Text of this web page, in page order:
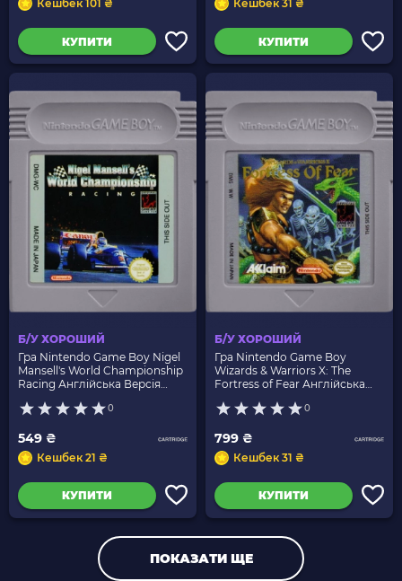
Кешбек 101 ₴
КУПИТИ
Кешбек 31 ₴
КУПИТИ
Б/У ХОРОШИЙ
Гра Nintendo Game Boy Nigel
Mansell's World Championship
Racing Англійська Версія
0
549 ₴
Кешбек 21 ₴
КУПИТИ
Б/У ХОРОШИЙ
Гра Nintendo Game Boy
Wizards & Warriors X: The
Fortress of Fear Англійська
0
799 ₴
Кешбек 31 ₴
КУПИТИ
ПОКАЗАТИ ЩЕ